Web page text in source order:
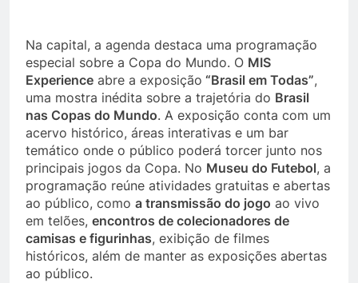
Na capital, a agenda destaca uma programação
especial sobre a Copa do Mundo. O MIS
Experience abre a exposição “Brasil em Todas”,
uma mostra inédita sobre a trajetória do Brasil
nas Copas do Mundo. A exposição conta com um
acervo histórico, áreas interativas e um bar
temático onde o público poderá torcer junto nos
principais jogos da Copa. No Museu do Futebol, a
programação reúne atividades gratuitas e abertas
ao público, como a transmissão do jogo ao vivo
em telões, encontros de colecionadores de
camisas e figurinhas, exibição de filmes
históricos, além de manter as exposições abertas
ao público.